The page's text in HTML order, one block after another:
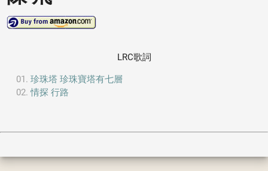
LRC歌詞
珍珠塔 珍珠寶塔有七層
情探 行路